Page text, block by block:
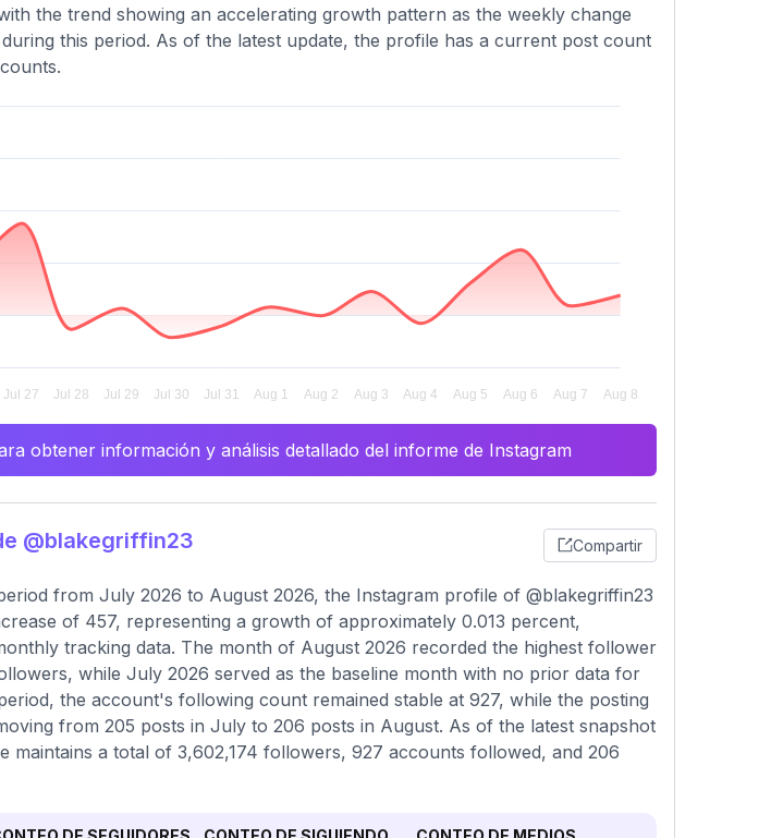
the trend showing an accelerating growth pattern as the weekly change
this period. As of the latest update, the profile has a current post count
obtener información y análisis detallado del informe de Instagram
@blakegriffin23 Compartir
from July 2026 to August 2026, the Instagram profile of @blakegriffin23
of 457, representing a growth of approximately 0.013 percent,
tracking data. The month of August 2026 recorded the highest follower
while July 2026 served as the baseline month with no prior data for
the account's following count remained stable at 927, while the posting
from 205 posts in July to 206 posts in August. As of the latest snapshot
maintains a total of 3,602,174 followers, 927 accounts followed, and 206